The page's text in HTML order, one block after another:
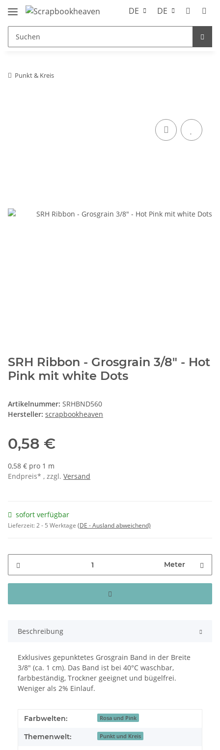
DE DE
Punkt & Kreis
SRH Ribbon - Grosgrain 3/8" - Hot
Pink mit white Dots
Artikelnummer: SRHBND560
Hersteller: scrapbookheaven
0,58 €
0,58 € pro 1 m
Endpreis* , zzgl. Versand
sofort verfügbar
Lieferzeit:2 - 5 Werktage (DE - Ausland abweichend)
Meter
Beschreibung
Exklusives gepunktetes Grosgrain Band in der Breite
3/8" (ca. 1 cm). Das Band ist bei 40°C waschbar,
farbbeständig, Trockner geeignet und bügelfrei.
Weniger als 2% Einlauf.
Farbwelten: Rosa und Pink
Themenwelt: Punkt und Kreis